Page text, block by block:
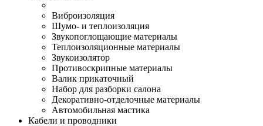
Виброизоляция
Шумо- и теплоизоляция
Звукопоглощающие материалы
Теплоизоляционные материалы
Звукоизолятор
Противоскрипные материалы
Валик прикаточный
Набор для разборки салона
Декоративно-отделочные материалы
Автомобильная мастика
Кабели и проводники